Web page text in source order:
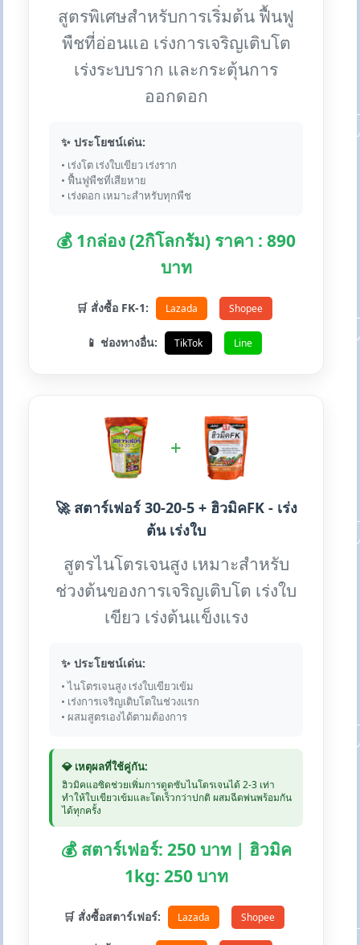
สูตรพิเศษสำหรับการเริ่มต้น ฟื้นฟู
พืชที่อ่อนแอ เร่งการเจริญเติบโต
เร่งระบบราก และกระตุ้นการ
ออกดอก
✨ ประโยชน์เด่น:
• เร่งโต เร่งใบเขียว เร่งราก
• ฟื้นฟูพืชที่เสียหาย
• เร่งดอก เหมาะสำหรับทุกพืช
💰 1กล่อง (2กิโลกรัม) ราคา : 890
บาท
🛒 สั่งซื้อ FK-1: Lazada Shopee
📱 ช่องทางอื่น: TikTok Line
+
🚀 สตาร์เฟอร์ 30-20-5 + ฮิวมิคFK - เร่ง
ต้น เร่งใบ
สูตรไนโตรเจนสูง เหมาะสำหรับ
ช่วงต้นของการเจริญเติบโต เร่งใบ
เขียว เร่งต้นแข็งแรง
✨ ประโยชน์เด่น:
• ไนโตรเจนสูง เร่งใบเขียวเข้ม
• เร่งการเจริญเติบโตในช่วงแรก
• ผสมสูตรเองได้ตามต้องการ
💎 เหตุผลที่ใช้คู่กัน:
ฮิวมิคแอซิดช่วยเพิ่มการดูดซับไนโตรเจนได้ 2-3 เท่า
ทำให้ใบเขียวเข้มและโตเร็วกว่าปกติ ผสมฉีดพ่นพร้อมกัน
ได้ทุกครั้ง
💰 สตาร์เฟอร์: 250 บาท | ฮิวมิค
1kg: 250 บาท
🛒 สั่งซื้อสตาร์เฟอร์: Lazada Shopee